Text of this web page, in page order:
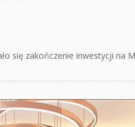
się zakończenie inwestycji na